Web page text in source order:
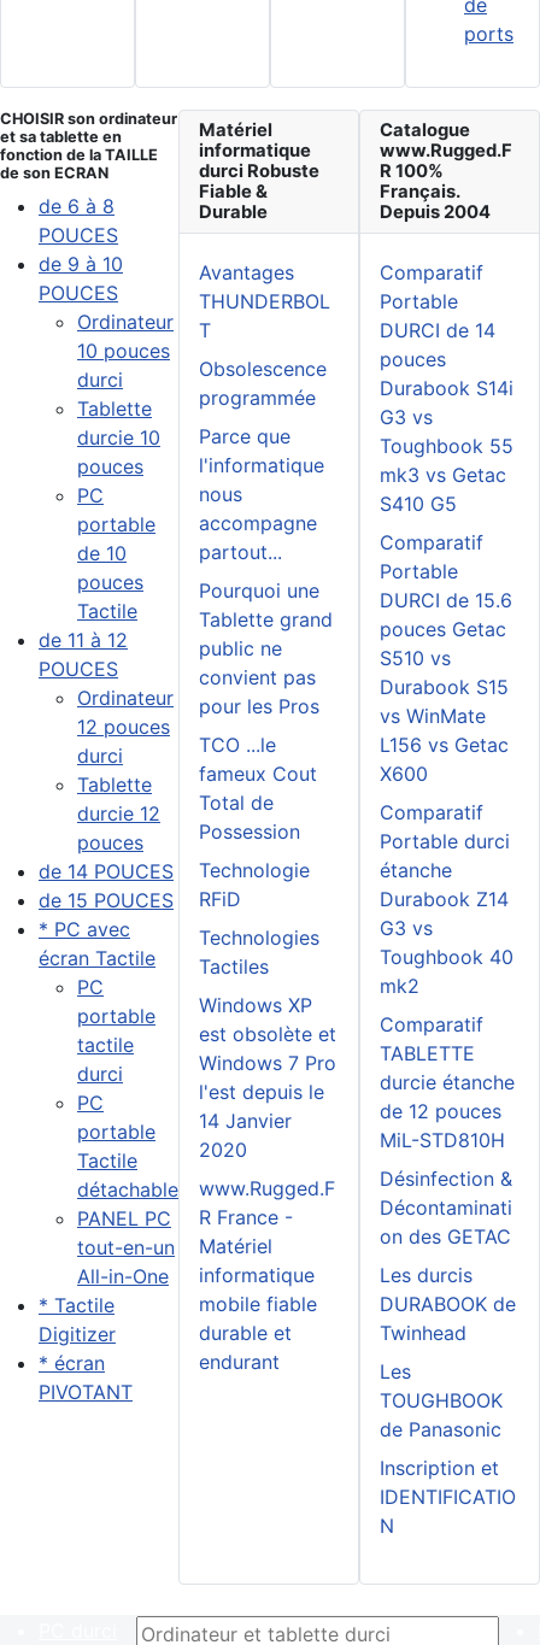
de
ports
CHOISIR son ordinateur
et sa tablette en
fonction de la TAILLE
de son ECRAN
de 6 à 8
POUCES
de 9 à 10
POUCES
Ordinateur
10 pouces
durci
Tablette
durcie 10
pouces
PC
portable
de 10
pouces
Tactile
de 11 à 12
POUCES
Ordinateur
12 pouces
durci
Tablette
durcie 12
pouces
de 14 POUCES
de 15 POUCES
* PC avec
écran Tactile
PC
portable
tactile
durci
PC
portable
Tactile
détachable
PANEL PC
tout-en-un
All-in-One
* Tactile
Digitizer
* écran
PIVOTANT
Matériel
informatique
durci Robuste
Fiable &
Durable
Avantages
THUNDERBOL
T
Obsolescence
programmée
Parce que
l'informatique
nous
accompagne
partout...
Pourquoi une
Tablette grand
public ne
convient pas
pour les Pros
TCO ...le
fameux Cout
Total de
Possession
Technologie
RFiD
Technologies
Tactiles
Windows XP
est obsolète et
Windows 7 Pro
l'est depuis le
14 Janvier
2020
www.Rugged.F
R France -
Matériel
informatique
mobile fiable
durable et
endurant
Catalogue
www.Rugged.F
R 100%
Français.
Depuis 2004
Comparatif
Portable
DURCI de 14
pouces
Durabook S14i
G3 vs
Toughbook 55
mk3 vs Getac
S410 G5
Comparatif
Portable
DURCI de 15.6
pouces Getac
S510 vs
Durabook S15
vs WinMate
L156 vs Getac
X600
Comparatif
Portable durci
étanche
Durabook Z14
G3 vs
Toughbook 40
mk2
Comparatif
TABLETTE
durcie étanche
de 12 pouces
MiL-STD810H
Désinfection &
Décontaminati
on des GETAC
Les durcis
DURABOOK de
Twinhead
Les
TOUGHBOOK
de Panasonic
Inscription et
IDENTIFICATIO
N